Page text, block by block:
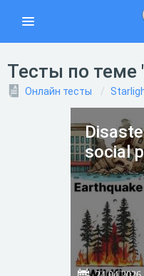
Тесты по теме
Онлайн тесты
social
24.04.2026